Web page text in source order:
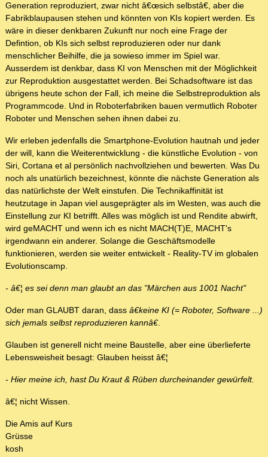
Generation reproduziert, zwar nicht â€œsich selbstâ€, aber die
Fabrikblaupausen stehen und könnten von KIs kopiert werden. Es
wäre in dieser denkbaren Zukunft nur noch eine Frage der
Defintion, ob KIs sich selbst reproduzieren oder nur dank
menschlicher Beihilfe, die ja sowieso immer im Spiel war.
Ausserdem ist denkbar, dass KI von Menschen mit der Möglichkeit
zur Reproduktion ausgestattet werden. Bei Schadsoftware ist das
übrigens heute schon der Fall, ich meine die Selbstreproduktion als
Programmcode. Und in Roboterfabriken bauen vermutlich Roboter
Roboter und Menschen sehen ihnen dabei zu.
Wir erleben jedenfalls die Smartphone-Evolution hautnah und jeder
der will, kann die Weiterentwicklung - die künstliche Evolution - von
Siri, Cortana et al persönlich nachvollziehen und bewerten. Was Du
noch als unatürlich bezeichnest, könnte die nächste Generation als
das natürlichste der Welt einstufen. Die Technikaffinität ist
heutzutage in Japan viel ausgeprägter als im Westen, was auch die
Einstellung zur KI betrifft. Alles was möglich ist und Rendite abwirft,
wird geMACHT und wenn ich es nicht MACH(T)E, MACHT's
irgendwann ein anderer. Solange die Geschäftsmodelle
funktionieren, werden sie weiter entwickelt - Reality-TV im globalen
Evolutionscamp.
- â€¦ es sei denn man glaubt an das "Märchen aus 1001 Nacht"
Oder man GLAUBT daran, dass â€keine KI (= Roboter, Software ...)
sich jemals selbst reproduzieren kannâ€.
Glauben ist generell nicht meine Baustelle, aber eine überlieferte
Lebensweisheit besagt: Glauben heisst â€¦
- Hier meine ich, hast Du Kraut & Rüben durcheinander gewürfelt.
â€¦ nicht Wissen.
Die Amis auf Kurs
Grüsse
kosh